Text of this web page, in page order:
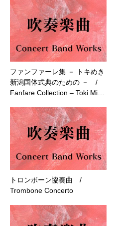
ファンファーレ集 － トキめき
新潟国体式典のための － /
Fanfare Collection – Toki Mi…
トロンボーン協奏曲 /
Trombone Concerto